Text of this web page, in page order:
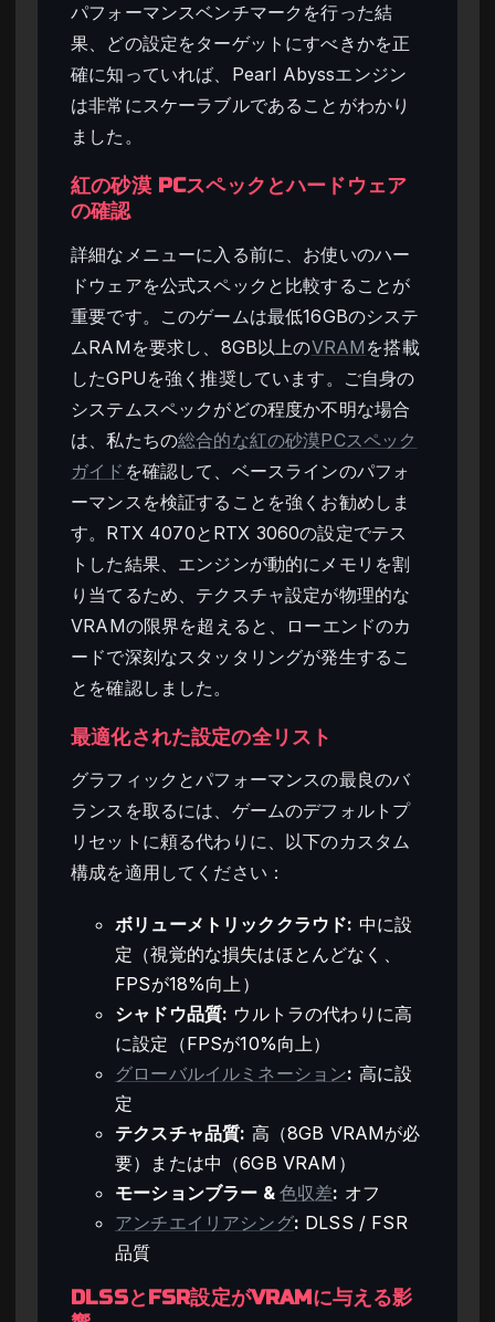
パフォーマンスベンチマークを行った結
果、どの設定をターゲットにすべきかを正
確に知っていれば、Pearl Abyssエンジン
は非常にスケーラブルであることがわかり
ました。
紅の砂漠 PCスペックとハードウェア
の確認
詳細なメニューに入る前に、お使いのハー
ドウェアを公式スペックと比較することが
重要です。このゲームは最低16GBのシステ
ムRAMを要求し、8GB以上のVRAM を搭載
したGPUを強く推奨しています。ご自身の
システムスペックがどの程度か不明な場合
は、私たちの総合的な紅の砂漠PCスペック
ガイド を確認して、ベースラインのパフォ
ーマンスを検証することを強くお勧めしま
す。RTX 4070とRTX 3060の設定でテス
トした結果、エンジンが動的にメモリを割
り当てるため、テクスチャ設定が物理的な
VRAMの限界を超えると、ローエンドのカ
ードで深刻なスタッタリングが発生するこ
とを確認しました。
最適化された設定の全リスト
グラフィックとパフォーマンスの最良のバ
ランスを取るには、ゲームのデフォルトプ
リセットに頼る代わりに、以下のカスタム
構成を適用してください：
ボリューメトリッククラウド: 中に設
定（視覚的な損失はほとんどなく、
FPSが18%向上）
シャドウ品質: ウルトラの代わりに高
に設定（FPSが10%向上）
グローバルイルミネーション: 高に設
定
テクスチャ品質: 高（8GB VRAMが必
要）または中（6GB VRAM）
モーションブラー & 色収差: オフ
アンチエイリアシング: DLSS / FSR
品質
DLSSとFSR設定がVRAMに与える影